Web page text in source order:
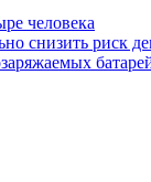
человека
снизить риск